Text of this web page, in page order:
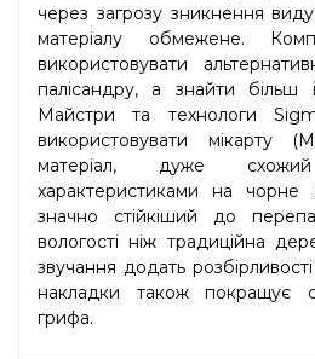
через загрозу зникнення
матеріалу обмежене.
використовувати
палісандру, а знайти більш
Майстри та технологи
використовувати мікарту
матеріал, дуже
характеристиками на
значно стійкіший до
вологості ніж традиційна
звучання додать
накладки також покращує
грифа.